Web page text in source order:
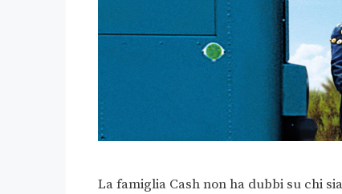
La famiglia Cash non ha dubbi su chi